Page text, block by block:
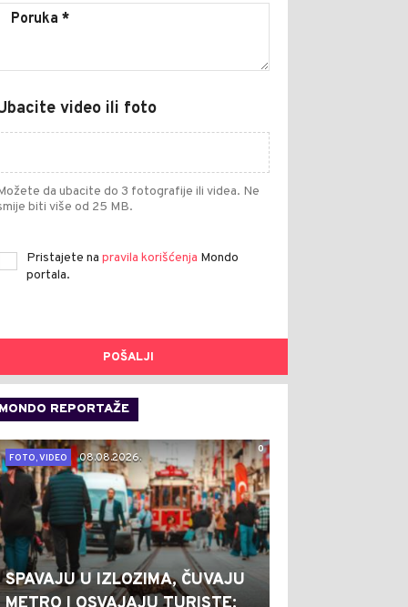
video ili foto
da ubacite do 3 fotografije ili videa. Ne
biti više od 25 MB.
Pristajete na pravila korišćenja Mondo
portala.
POŠALJI
MONDO REPORTAŽE
0
FOTO, VIDEO
08.08.2026.
SPAVAJU U IZLOZIMA, ČUVAJU